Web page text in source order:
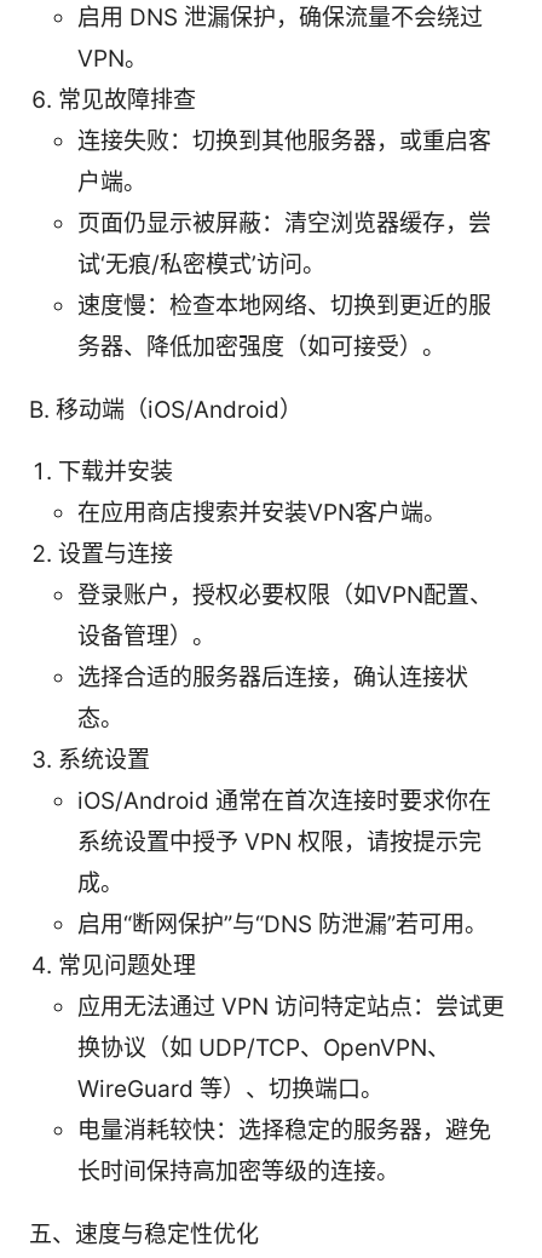
启用 DNS 泄漏保护，确保流量不会绕过
VPN。
常见故障排查
连接失败：切换到其他服务器，或重启客
户端。
页面仍显示被屏蔽：清空浏览器缓存，尝
试‘无痕/私密模式’访问。
速度慢：检查本地网络、切换到更近的服
务器、降低加密强度（如可接受）。
B. 移动端（iOS/Android）
下载并安装
在应用商店搜索并安装VPN客户端。
设置与连接
登录账户，授权必要权限（如VPN配置、
设备管理）。
选择合适的服务器后连接，确认连接状
态。
系统设置
iOS/Android 通常在首次连接时要求你在
系统设置中授予 VPN 权限，请按提示完
成。
启用“断网保护”与“DNS 防泄漏”若可用。
常见问题处理
应用无法通过 VPN 访问特定站点：尝试更
换协议（如 UDP/TCP、OpenVPN、
WireGuard 等）、切换端口。
电量消耗较快：选择稳定的服务器，避免
长时间保持高加密等级的连接。
五、速度与稳定性优化